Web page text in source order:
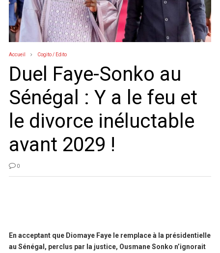
Accueil Cogito / Edito
Duel Faye-Sonko au
Sénégal : Y a le feu et
le divorce inéluctable
avant 2029 !
0
En acceptant que Diomaye Faye le remplace à la présidentielle
au Sénégal, perclus par la justice, Ousmane Sonko n’ignorait